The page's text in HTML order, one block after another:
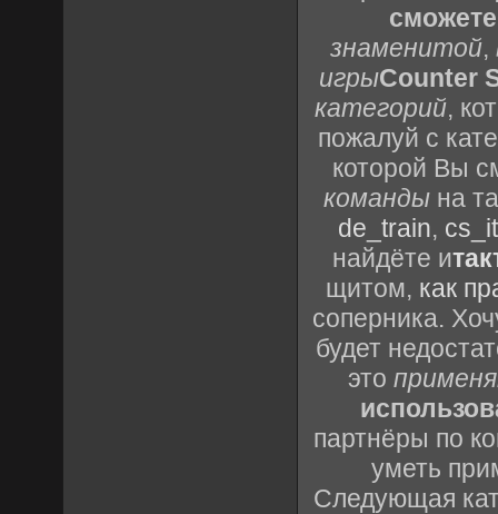
знаменитой,
игрыCounter
категорий,
пожалуй с
которой Вы
команды на
de_train,
найдёте и
щитом, как
соперника.
будет
это
партнёры по
уметь
Следующая